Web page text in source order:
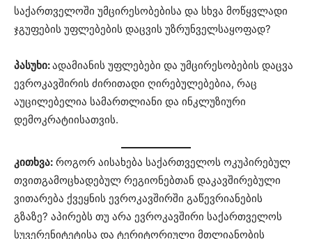
საქართველოში უმცირესობებისა და სხვა მოწყვლადი
ჯგუფების უფლებების დაცვის უზრუნველსაყოფად?
პასუხი:ადამიანის უფლებები და უმცირესობების დაცვა
ევროკავშირის ძირითადი ღირებულებებია, რაც
აუცილებელია სამართლიანი და ინკლუზიური
დემოკრატიისათვის.
კითხვა: როგორ აისახება საქართველოს ოკუპირებულ
თვითგამოცხადებულ რეგიონებთან დაკავშირებული
ვითარება ქვეყნის ევროკავშირში გაწევრიანების
გზაზე? აპირებს თუ არა ევროკავშირი საქართველოს
სუვერენიტეტისა და ტერიტორიული მთლიანობის